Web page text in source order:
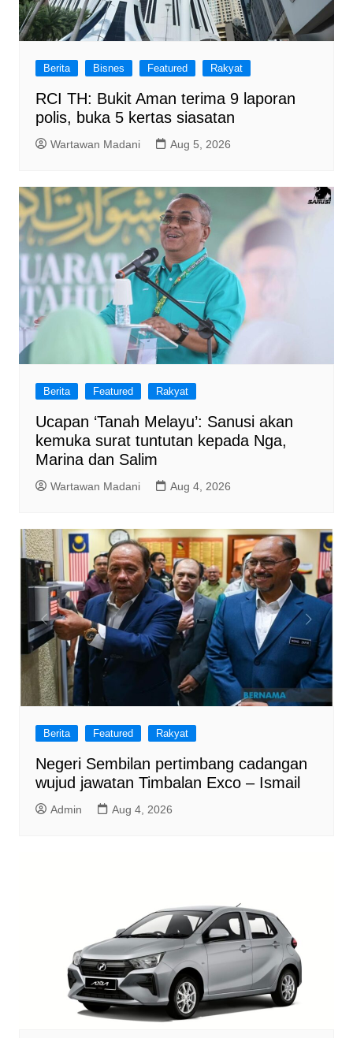
Berita Bisnes Featured Rakyat
RCI TH: Bukit Aman terima 9 laporan
polis, buka 5 kertas siasatan
Wartawan Madani Aug 5, 2026
Berita Featured Rakyat
Ucapan ‘Tanah Melayu’: Sanusi akan
kemuka surat tuntutan kepada Nga,
Marina dan Salim
Wartawan Madani Aug 4, 2026
Berita Featured Rakyat
Negeri Sembilan pertimbang cadangan
wujud jawatan Timbalan Exco – Ismail
Admin Aug 4, 2026